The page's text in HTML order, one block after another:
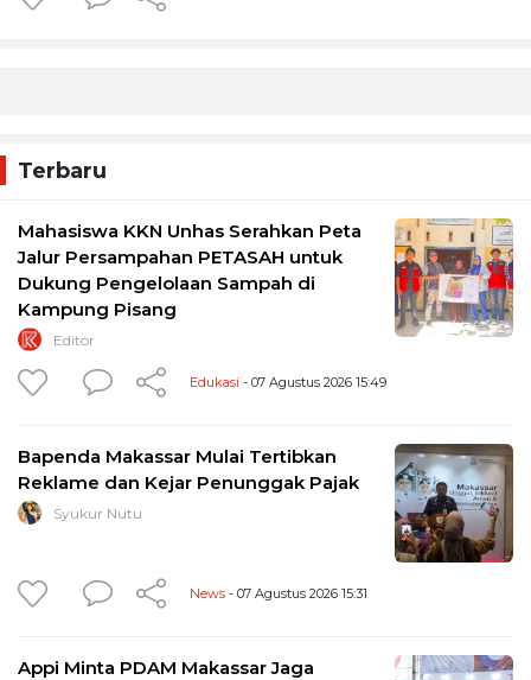
Terbaru
Mahasiswa KKN Unhas Serahkan Peta
Jalur Persampahan PETASAH untuk
Dukung Pengelolaan Sampah di
Kampung Pisang
Editor
Edukasi - 07 Agustus 2026 15:49
Bapenda Makassar Mulai Tertibkan
Reklame dan Kejar Penunggak Pajak
Syukur Nutu
News - 07 Agustus 2026 15:31
Appi Minta PDAM Makassar Jaga